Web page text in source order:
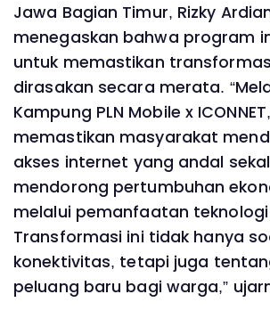
Jawa Bagian Timur, Rizky
menegaskan bahwa program
untuk memastikan
dirasakan secara merata.
Kampung PLN Mobile x
memastikan masyarakat
akses internet yang andal
mendorong pertumbuhan
melalui pemanfaatan
Transformasi ini tidak hanya
konektivitas, tetapi juga
peluang baru bagi warga,”